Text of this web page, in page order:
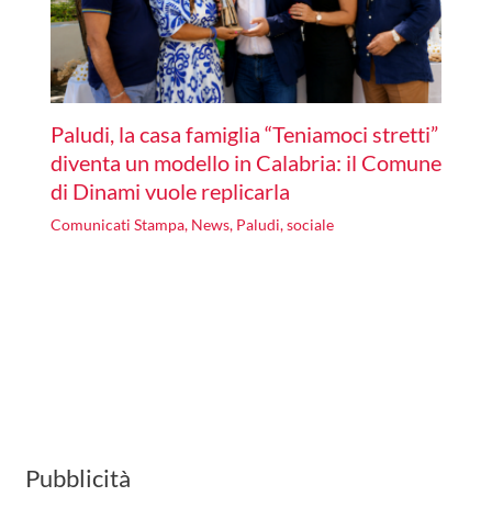
Paludi, la casa famiglia “Teniamoci stretti”
diventa un modello in Calabria: il Comune
di Dinami vuole replicarla
Comunicati Stampa, News, Paludi,sociale
Pubblicità